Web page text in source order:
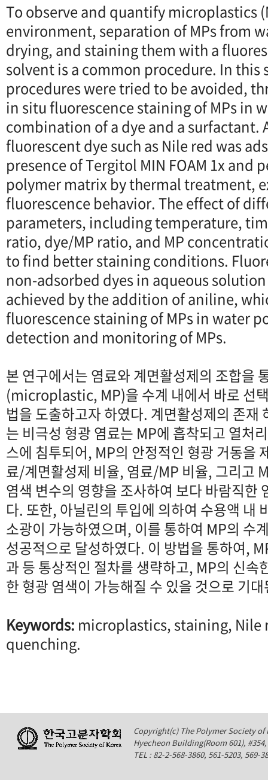
To observe and quantify microplastics
environment, separation of MPs from
drying, and staining them with a
solvent is a common procedure. In this
procedures were tried to be avoided,
in situ fluorescence staining of MPs in
combination of a dye and a surfactant.
fluorescent dye such as Nile red was
presence of Tergitol MIN FOAM 1x and
polymer matrix by thermal treatment,
fluorescence behavior. The effect of
parameters, including temperature,
ratio, dye/MP ratio, and MP
to find better staining conditions.
non-adsorbed dyes in aqueous
achieved by the addition of aniline,
fluorescence staining of MPs in water
detection and monitoring of MPs.
본 연구에서는 염료와 계면활성제의 조합을
(microplastic, MP)을 수계 내에서 바로 선
법을 도출하고자 하였다. 계면활성제의 존
는 비극성 형광 염료는 MP에 흡착되고 열처
스에 침투되어, MP의 안정적인 형광 거동을
료/계면활성제 비율, 염료/MP 비율, 그리고
염색 변수의 영향을 조사하여 보다 바람직한
다. 또한, 아닐린의 투입에 의하여 수용액 내
소광이 가능하였으며, 이를 통하여 MP의 수
성공적으로 달성하였다. 이 방법을 통하여,
과 등 통상적인 절차를 생략하고, MP의 신속
한 형광 염색이 가능해질 수 있을 것으로 기
Keywords: microplastics, staining, Nile
quenching.
Copyright(c) The Polymer Society of
Hyecheon Building(Room 601),
TEL : 82-2-568-3860, 561-5203,